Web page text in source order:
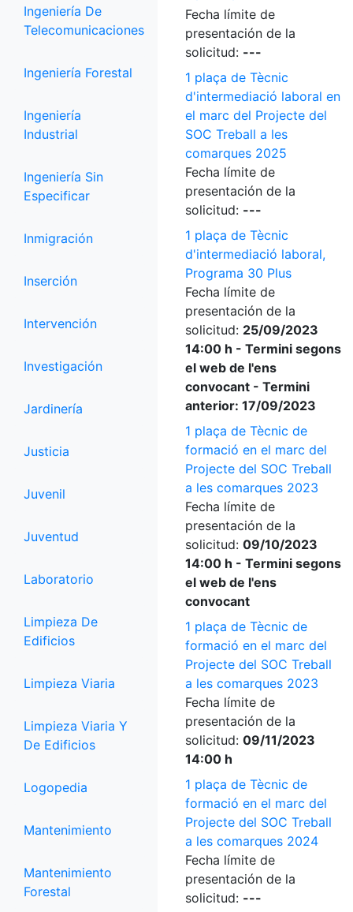
Ingeniería De
Telecomunicaciones
Ingeniería Forestal
Ingeniería
Industrial
Ingeniería Sin
Especificar
Inmigración
Inserción
Intervención
Investigación
Jardinería
Justicia
Juvenil
Juventud
Laboratorio
Limpieza De
Edificios
Limpieza Viaria
Limpieza Viaria Y
De Edificios
Logopedia
Mantenimiento
Mantenimiento
Forestal
Fecha límite de
presentación de la
solicitud: ---
1 plaça de Tècnic
d'intermediació laboral en
el marc del Projecte del
SOC Treball a les
comarques 2025
Fecha límite de
presentación de la
solicitud: ---
1 plaça de Tècnic
d'intermediació laboral,
Programa 30 Plus
Fecha límite de
presentación de la
solicitud: 25/09/2023
14:00 h - Termini segons
el web de l'ens
convocant - Termini
anterior: 17/09/2023
1 plaça de Tècnic de
formació en el marc del
Projecte del SOC Treball
a les comarques 2023
Fecha límite de
presentación de la
solicitud: 09/10/2023
14:00 h - Termini segons
el web de l'ens
convocant
1 plaça de Tècnic de
formació en el marc del
Projecte del SOC Treball
a les comarques 2023
Fecha límite de
presentación de la
solicitud: 09/11/2023
14:00 h
1 plaça de Tècnic de
formació en el marc del
Projecte del SOC Treball
a les comarques 2024
Fecha límite de
presentación de la
solicitud: ---